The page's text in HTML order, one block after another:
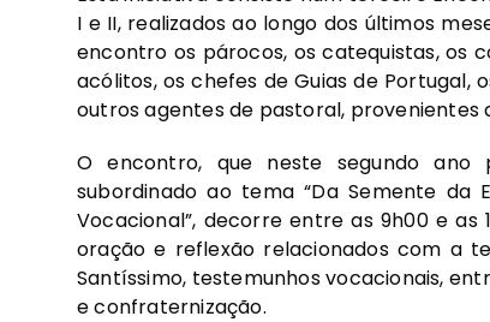
I e II, realizados ao longo dos últimos
encontro os párocos, os catequistas, os
acólitos, os chefes de Guias de Portugal,
outros agentes de pastoral, provenientes
O encontro, que neste segundo ano
subordinado ao tema “Da Semente da
Vocacional”, decorre entre as 9h00 e
oração e reflexão relacionados com a
Santíssimo, testemunhos vocacionais,
e confraternização.